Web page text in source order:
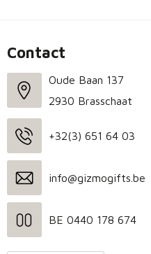
Contact
Oude Baan 137
2930 Brasschaat
+32(3) 651 64 03
info@gizmogifts.be
BE 0440 178 674